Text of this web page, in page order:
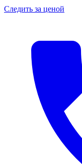
Следить за ценой